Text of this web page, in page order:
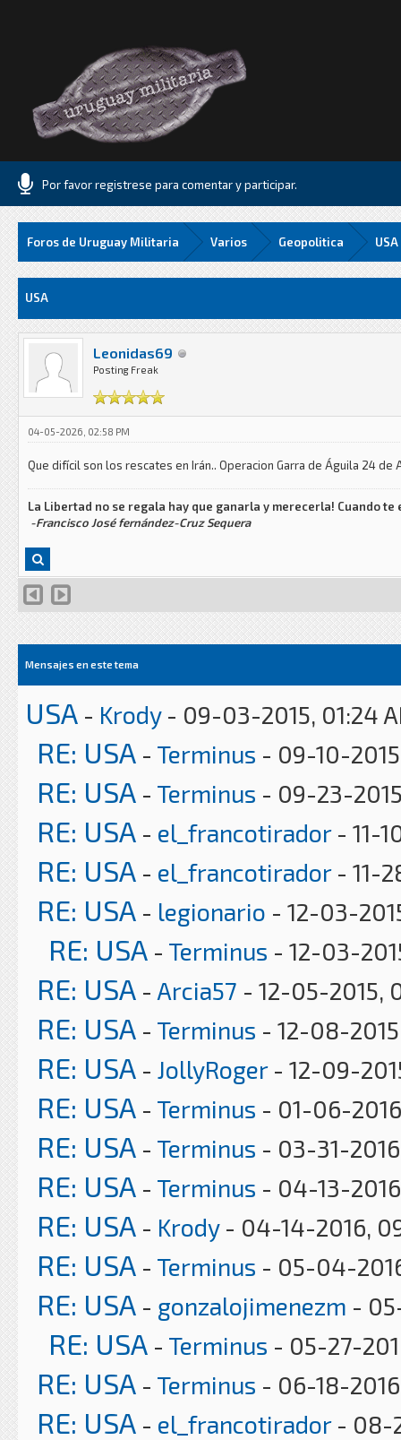
Por favor registrese para comentar y participar.
Foros de Uruguay Militaria Varios Geopolitica USA
USA
Leonidas69
Posting Freak
04-05-2026, 02:58 PM
Que difícil son los rescates en Irán.. Operacion Garra de Águila 24 de
La Libertad no se regala hay que ganarla y merecerla! Cuando
-Francisco José fernández-Cruz Sequera
Mensajes en este tema
USA - Krody- 09-03-2015, 01:24
RE: USA - Terminus - 09-10-
RE: USA - Terminus - 09-23-
RE: USA - el_francotirador- 11-
RE: USA - el_francotirador- 11-
RE: USA - legionario - 12-03-
RE: USA - Terminus - 12-03-
RE: USA - Arcia57 - 12-05-2015,
RE: USA - Terminus - 12-08-
RE: USA - JollyRoger- 12-09-
RE: USA - Terminus - 01-06-
RE: USA - Terminus - 03-31-
RE: USA - Terminus - 04-13-
RE: USA - Krody- 04-14-2016,
RE: USA - Terminus - 05-04-
RE: USA - gonzalojimenezm -
RE: USA - Terminus - 05-27-
RE: USA - Terminus - 06-18-2016,
RE: USA - el_francotirador- 08-